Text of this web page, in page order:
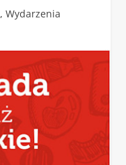
, Wydarzenia